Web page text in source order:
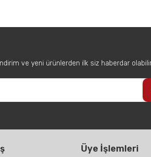
ve yeni ürünlerden ilk siz haberdar
Üye İşlemleri